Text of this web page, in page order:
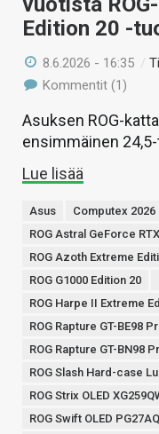
Edition 20 -
8.6.2026 - 16:35 /
Kommentit (1)
Asuksen ROG-
ensimmäinen
Lue lisää
Asus Computex 2026
ROG Astral GeForce
ROG Azoth Extreme
ROG G1000 Edition 20
ROG Harpe II Extreme
ROG Rapture GT-BE98
ROG Rapture GT-BN98
ROG Slash Hard-case
ROG Strix OLED
ROG Swift OLED